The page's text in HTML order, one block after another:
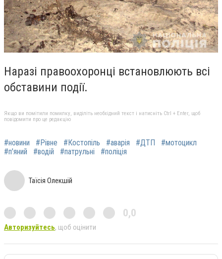
Наразі правоохоронці встановлюють всі
обставини події.
Якщо ви помітили помилку, виділіть необхідний текст і натисніть Ctrl + Enter, щоб
повідомити про це редакцію
#новини #Рівне #Костопіль #аварія #ДТП
#мотоцикл
#п'яний
#водій #патрульні #поліція
Таїсія Олекшій
0,0
Авторизуйтесь, щоб оцінити